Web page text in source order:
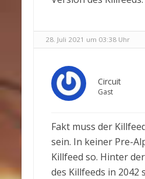
28. Juli 2021 um 03:38 Uhr
Circuit
Gast
Fakt muss der
sein. In keiner Pre-
Killfeed so. Hinter
des Killfeeds in 2042